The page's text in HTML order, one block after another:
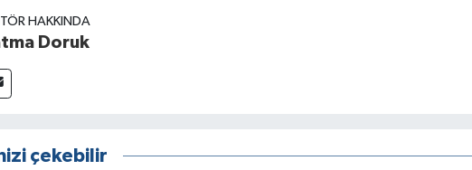
HAKKINDA
Doruk
çekebilir